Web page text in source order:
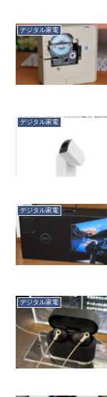
デジタル家電
デジタル家電
デジタル家電
デジタル家電